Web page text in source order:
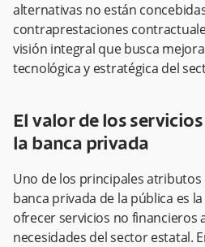
alternativas no están
contraprestaciones
visión integral que busca
tecnológica y estratégica del
El valor de los
la banca privada
Uno de los principales atributos
banca privada de la pública es
ofrecer servicios no financieros
necesidades del sector estatal.